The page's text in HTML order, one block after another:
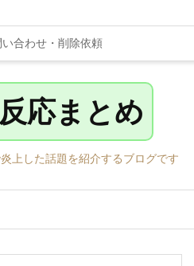
い合わせ・削除依頼
応まとめ
上した話題を紹介するブログです